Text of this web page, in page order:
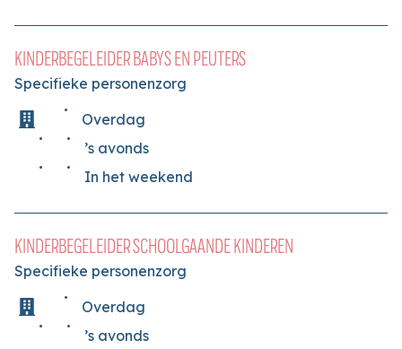
KINDERBEGELEIDER BABYS EN PEUTERS
Specifieke personenzorg
Overdag
’s avonds
In het weekend
KINDERBEGELEIDER SCHOOLGAANDE KINDEREN
Specifieke personenzorg
Overdag
’s avonds